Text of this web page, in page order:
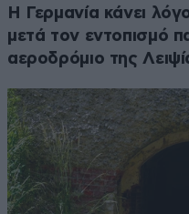
Η Γερμανία κάνει
μετά τον εντοπισμό
αεροδρόμιο της